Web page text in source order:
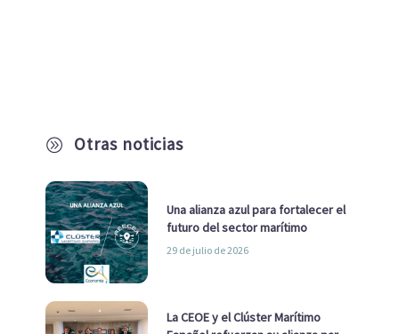
A Otras noticias
Una alianza azul para fortalecer el
futuro del sector marítimo
29 de julio de 2026
La CEOE y el Clúster Marítimo